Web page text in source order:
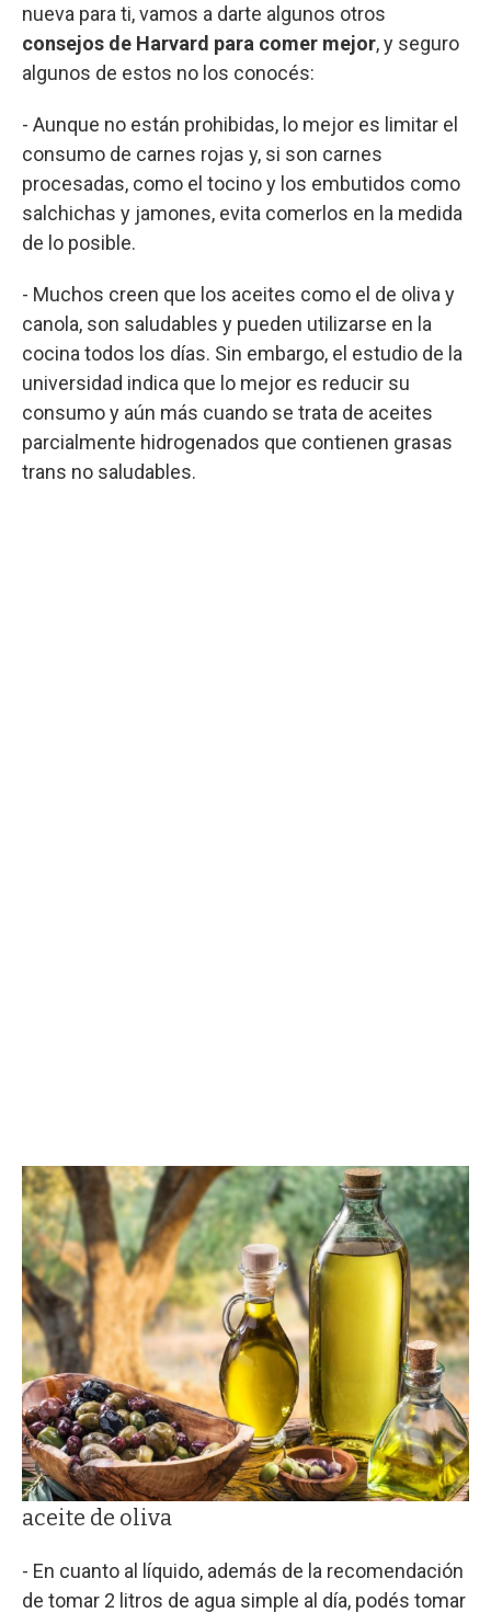
nueva para ti, vamos a darte algunos otros
consejos de Harvard para comer mejor, y seguro
algunos de estos no los conocés:
- Aunque no están prohibidas, lo mejor es limitar el
consumo de carnes rojas y, si son carnes
procesadas, como el tocino y los embutidos como
salchichas y jamones, evita comerlos en la medida
de lo posible.
- Muchos creen que los aceites como el de oliva y
canola, son saludables y pueden utilizarse en la
cocina todos los días. Sin embargo, el estudio de la
universidad indica que lo mejor es reducir su
consumo y aún más cuando se trata de aceites
parcialmente hidrogenados que contienen grasas
trans no saludables.
aceite de oliva
- En cuanto al líquido, además de la recomendación
de tomar 2 litros de agua simple al día, podés tomar